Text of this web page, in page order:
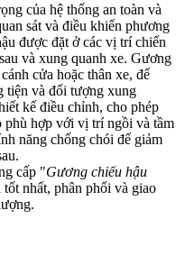
của hệ thống an toàn và
sát và điều khiển phương
được đặt ở các vị trí chiến
và xung quanh xe. Gương
cửa hoặc thân xe, để
tiện và đối tượng xung
kế điều chỉnh, cho phép
phù hợp với vị trí ngồi và tầm
năng chống chói để giảm
cấp "Gương chiếu hậu
nhất, phân phối và giao